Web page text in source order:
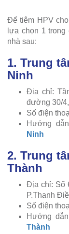
Để tiêm HPV
lựa chọn 1
nhà sau:
1. Trung
Ninh
Địa chỉ:
đường 30/
Số điện
Hướng
Ninh
2. Trung
Thành
Địa chỉ: Số
P.Thanh
Số điện
Hướng
Thành